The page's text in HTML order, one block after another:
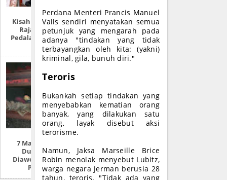
Kisah Keturunan
Raja Ubiet Di
Pedalaman Rimba
Aceh
7 Mayat Tokoh
Dunia Yang
Diawetkan (FULL
PHOTO)
Perdana Menteri Prancis Manuel
Valls sendiri menyatakan semua
petunjuk yang mengarah pada
adanya "tindakan yang tidak
terbayangkan oleh kita: (yakni)
kriminal, gila, bunuh diri."
Teroris
Bukankah setiap tindakan yang
menyebabkan kematian orang
banyak, yang dilakukan satu
orang, layak disebut aksi
terorisme.
Namun, Jaksa Marseille Brice
Robin menolak menyebut Lubitz,
warga negara Jerman berusia 28
tahun, teroris. "Tidak ada yang